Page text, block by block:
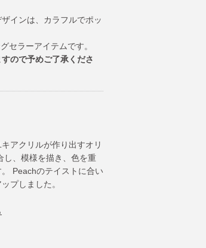
インは、カラフルでポッ
セラーアイテムです。
ので予めご了承くださ
アクリルが作り出すオリ
し、模様を描き、色を重
Peachのテイストに合い
プしました。